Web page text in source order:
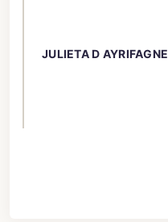
JULIETA D AYRIFAGNE